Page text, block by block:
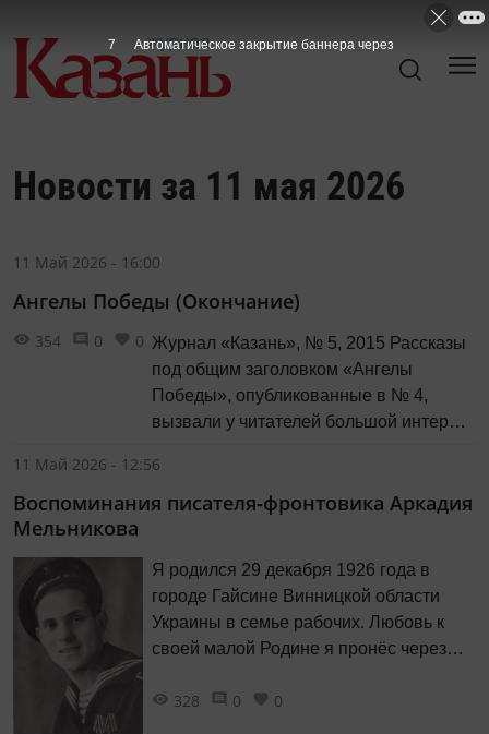
Новости за 11 мая 2026
11 Май 2026 - 16:00
Ангелы Победы (Окончание)
Журнал «Казань», № 5, 2015 Рассказы
под общим заголовком «Ангелы
Победы», опубликованные в № 4,
вызвали у читателей большой интерес
потребовалосьобъяснять, кто получил
псевдоним Валентин Фролов (это имя
сохранять секрет Полишинеля,
редакция публикует вторую...
354 0 0
11 Май 2026 - 12:56
Воспоминания писателя‑фронтовика Аркадия
Мельникова
Я родился 29 декабря 1926 года в
городе Гайсине Винницкой области
Украины в семье рабочих. Любовь к
своей малой Родине я пронёс через
328 0 0
7 Автоматическое закрытие баннера через